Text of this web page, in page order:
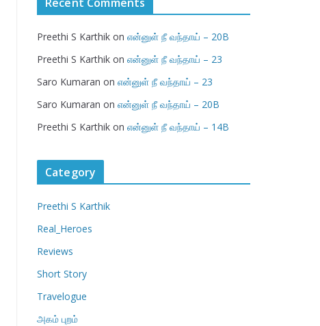
Preethi S Karthik on என்னுள் நீ வந்தாய் – 20B
Preethi S Karthik on என்னுள் நீ வந்தாய் – 23
Saro Kumaran on என்னுள் நீ வந்தாய் – 23
Saro Kumaran on என்னுள் நீ வந்தாய் – 20B
Preethi S Karthik on என்னுள் நீ வந்தாய் – 14B
Category
Preethi S Karthik
Real_Heroes
Reviews
Short Story
Travelogue
அகம் புறம்